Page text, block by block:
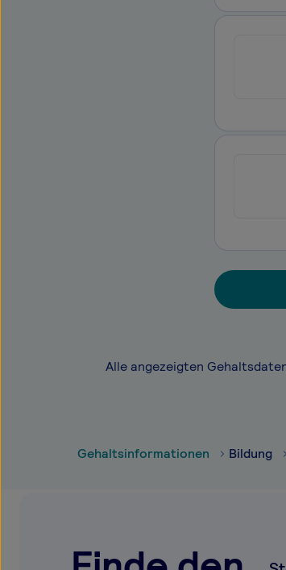
Alle angezeigten
Gehaltsinformationen Bildung